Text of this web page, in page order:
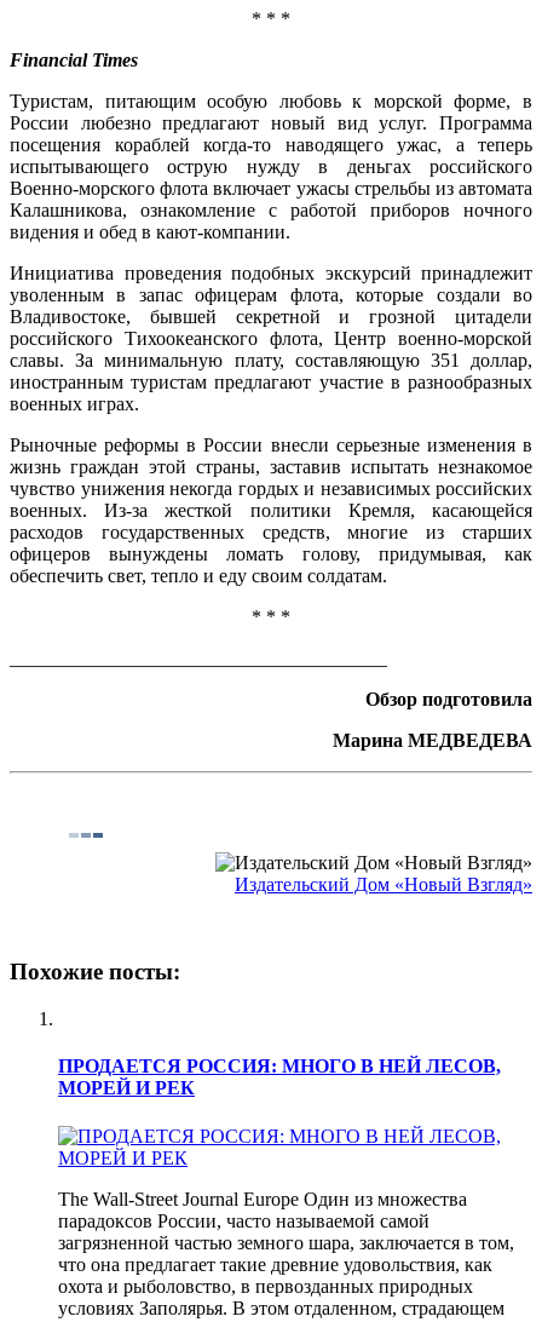
* * *
Financial Times
Туристам, питающим особую любовь к морской форме, в
России любезно предлагают новый вид услуг. Программа
посещения кораблей когда-то наводящего ужас, а теперь
испытывающего острую нужду в деньгах российского
Военно-морского флота включает ужасы стрельбы из автомата
Калашникова, ознакомление с работой приборов ночного
видения и обед в кают-компании.
Инициатива проведения подобных экскурсий принадлежит
уволенным в запас офицерам флота, которые создали во
Владивостоке, бывшей секретной и грозной цитадели
российского Тихоокеанского флота, Центр военно-морской
славы. За минимальную плату, составляющую 351 доллар,
иностранным туристам предлагают участие в разнообразных
военных играх.
Рыночные реформы в России внесли серьезные изменения в
жизнь граждан этой страны, заставив испытать незнакомое
чувство унижения некогда гордых и независимых российских
военных. Из-за жесткой политики Кремля, касающейся
расходов государственных средств, многие из старших
офицеров вынуждены ломать голову, придумывая, как
обеспечить свет, тепло и еду своим солдатам.
* * *
Обзор подготовила
Марина МЕДВЕДЕВА
Издательский Дом «Новый Взгляд»
Похожие посты:
ПРОДАЕТСЯ РОССИЯ: МНОГО В НЕЙ ЛЕСОВ,
МОРЕЙ И РЕК
The Wall-Street Journal Europe Один из множества
парадоксов России, часто называемой самой
загрязненной частью земного шара, заключается в том,
что она предлагает такие древние удовольствия, как
охота и рыболовство, в первозданных природных
условиях Заполярья. В этом отдаленном, страдающем